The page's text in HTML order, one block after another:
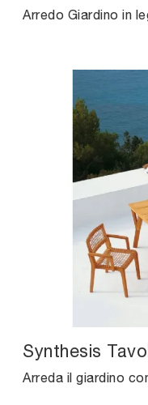
Synthesis